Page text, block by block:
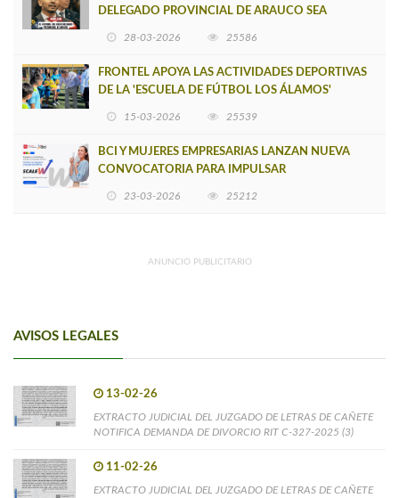
DELEGADO PROVINCIAL DE ARAUCO SEA
28-03-2026 25586
FRONTEL APOYA LAS ACTIVIDADES DEPORTIVAS
DE LA 'ESCUELA DE FÚTBOL LOS ÁLAMOS'
15-03-2026 25539
BCI Y MUJERES EMPRESARIAS LANZAN NUEVA
CONVOCATORIA PARA IMPULSAR
23-03-2026 25212
ANUNCIO PUBLICITARIO
AVISOS LEGALES
13-02-26
EXTRACTO JUDICIAL DEL JUZGADO DE LETRAS DE CAÑETE
NOTIFICA DEMANDA DE DIVORCIO RIT C-327-2025 (3)
11-02-26
EXTRACTO JUDICIAL DEL JUZGADO DE LETRAS DE CAÑETE